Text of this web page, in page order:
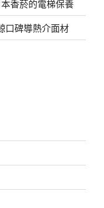
香菸的電梯保養
口碑導熱介面材